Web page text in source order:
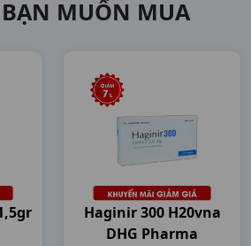
BẠN MUỐN MUA
Haginir 300 H20vna
DHG Pharma